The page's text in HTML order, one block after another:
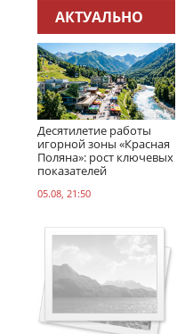
АКТУАЛЬНО
Десятилетие работы
игорной зоны «Красная
Поляна»: рост ключевых
показателей
05.08, 21:50